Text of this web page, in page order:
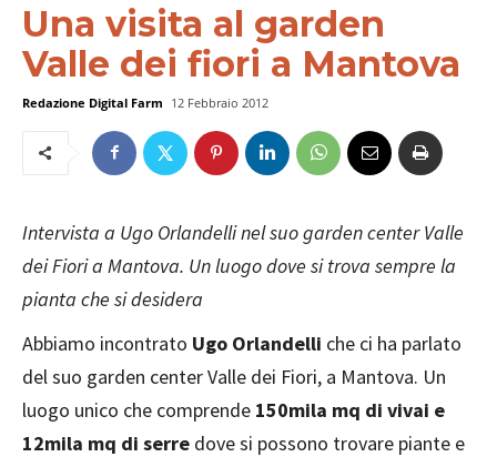
Una visita al garden
Valle dei fiori a Mantova
Redazione Digital Farm 12 Febbraio 2012
Intervista a Ugo Orlandelli nel suo garden center Valle
dei Fiori a Mantova. Un luogo dove si trova sempre la
pianta che si desidera
Abbiamo incontrato Ugo Orlandelli che ci ha parlato
del suo garden center Valle dei Fiori, a Mantova. Un
luogo unico che comprende 150mila mq di vivai e
12mila mq di serre dove si possono trovare piante e